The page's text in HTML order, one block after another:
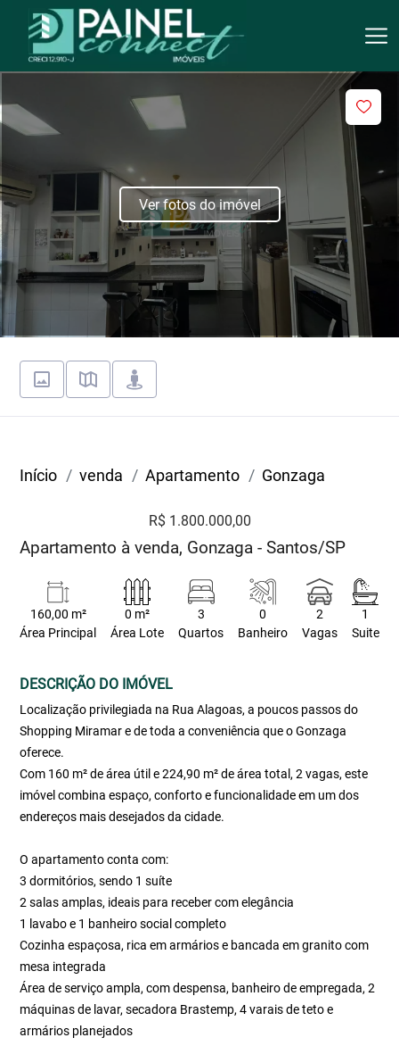
Ver fotos do imóvel
Início venda Apartamento Gonzaga
R$ 1.800.000,00
Apartamento à venda, Gonzaga - Santos/SP
160,00 m²
Área Principal
0 m²
Área Lote
3
Quartos
0
Banheiro
2
Vagas
1
Suite
DESCRIÇÃO DO IMÓVEL
Localização privilegiada na Rua Alagoas, a poucos passos do
Shopping Miramar e de toda a conveniência que o Gonzaga
oferece.
Com 160 m² de área útil e 224,90 m² de área total, 2 vagas, este
imóvel combina espaço, conforto e funcionalidade em um dos
endereços mais desejados da cidade.
O apartamento conta com:
3 dormitórios, sendo 1 suíte
2 salas amplas, ideais para receber com elegância
1 lavabo e 1 banheiro social completo
Cozinha espaçosa, rica em armários e bancada em granito com
mesa integrada
Área de serviço ampla, com despensa, banheiro de empregada, 2
máquinas de lavar, secadora Brastemp, 4 varais de teto e
armários planejados